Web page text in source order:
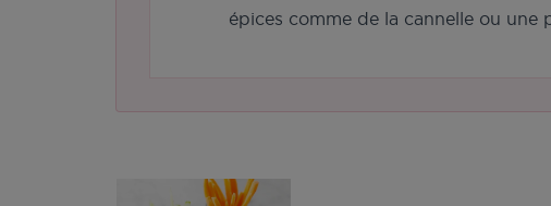
épices comme de la cannelle ou une